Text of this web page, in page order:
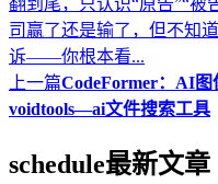
翻到尾，只认识“原告”“被
司赢了还是输了，但不知
诉——你根本看...
上一篇CodeFormer：AI
voidtools—ai文件搜索工具
schedule最新文章